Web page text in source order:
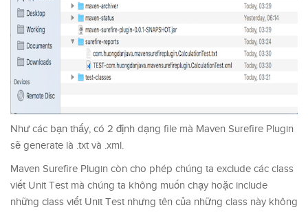
Như các bạn thấy, có 2 định dạng file mà Maven Surefire Plugin
sẽ generate là .txt và .xml.
Maven Surefire Plugin còn cho phép chúng ta exclude các class
viết Unit Test mà chúng ta không muốn chạy hoặc include
những class viết Unit Test nhưng tên của những class này không